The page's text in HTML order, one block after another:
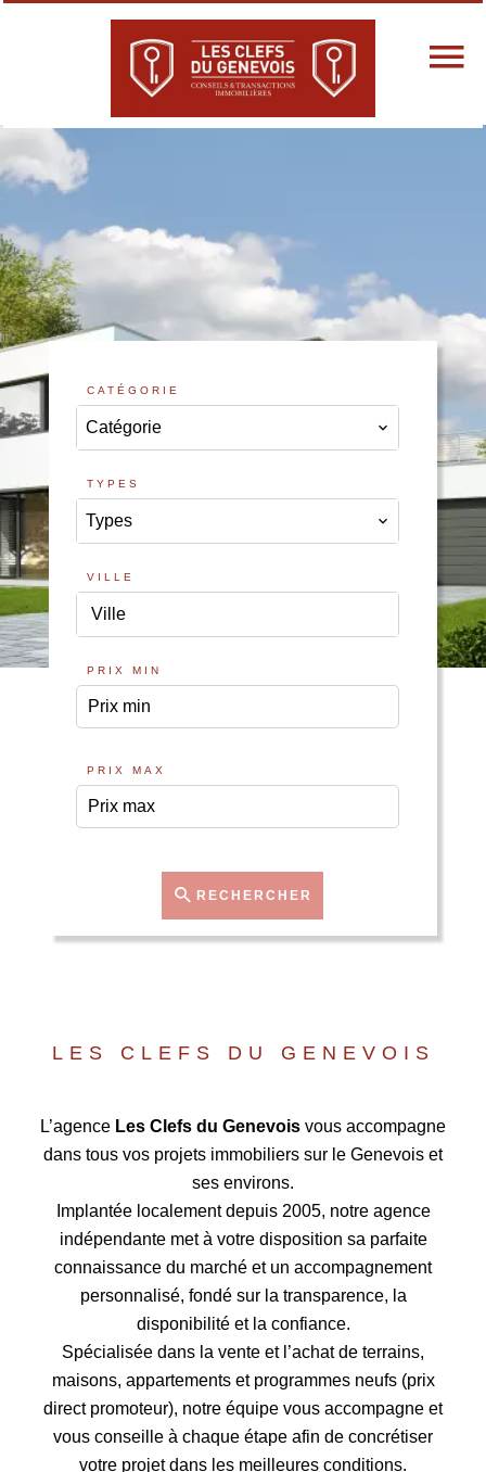
CATÉGORIE
Catégorie
TYPES
Types
VILLE
Ville
PRIX MIN
PRIX MAX
RECHERCHER
LES CLEFS DU GENEVOIS
L’agence Les Clefs du Genevois vous accompagne
dans tous vos projets immobiliers sur le Genevois et
ses environs.
Implantée localement depuis 2005, notre agence
indépendante met à votre disposition sa parfaite
connaissance du marché et un accompagnement
personnalisé, fondé sur la transparence, la
disponibilité et la confiance.
Spécialisée dans la vente et l’achat de terrains,
maisons, appartements et programmes neufs (prix
direct promoteur), notre équipe vous accompagne et
vous conseille à chaque étape afin de concrétiser
votre projet dans les meilleures conditions.